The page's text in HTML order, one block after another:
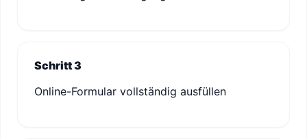
Schritt 3
Online-Formular vollständig ausfüllen